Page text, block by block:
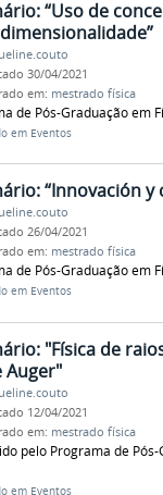
“Uso de
30/04/2021
em: mestrado física
de Pós-Graduação em
em Eventos
“Innovación
26/04/2021
em: mestrado física
de Pós-Graduação em
em Eventos
"Física de
Auger"
12/04/2021
em: mestrado física
pelo Programa de
em Eventos